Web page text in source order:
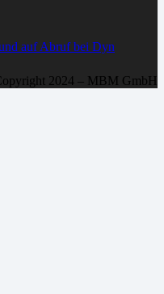
auf Abruf bei Dyn
2024 – MBM GmbH